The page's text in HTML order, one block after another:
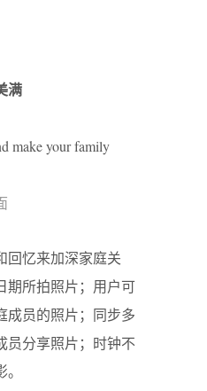
满
make your family
回忆来加深家庭关
期所拍照片；用户可
成员的照片；同步多
员分享照片；时钟不